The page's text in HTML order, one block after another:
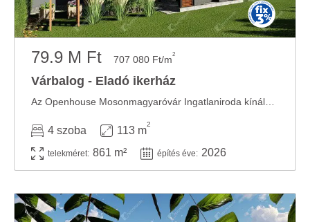
79.9 M Ft 707 080 Ft/m2
Várbalog - Eladó ikerház
4 szoba 113 m
2
telekméret: 861 m² építés éve: 2026